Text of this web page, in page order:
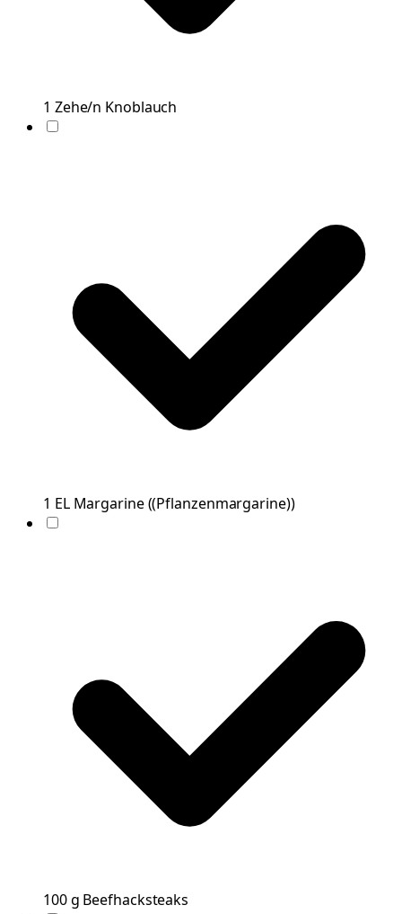
1 Zehe/n Knoblauch
1 EL Margarine((Pflanzenmargarine))
100g Beefhacksteaks